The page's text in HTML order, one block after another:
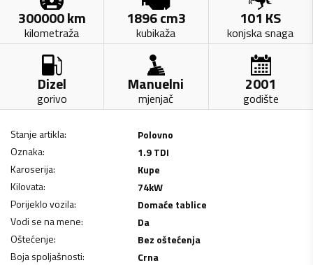
300000km
kilometraža
1896cm3
kubikaža
101 KS
konjska snaga
Dizel
gorivo
Manuelni
mjenjač
2001
godište
Stanje artikla:
Polovno
Oznaka:
1.9 TDI
Karoserija:
Kupe
Kilovata: 74kW
Porijeklo vozila:
Domaće tablice
Vodi se na mene:
Da
Oštećenje:
Bez oštećenja
Boja spoljašnosti:
Crna